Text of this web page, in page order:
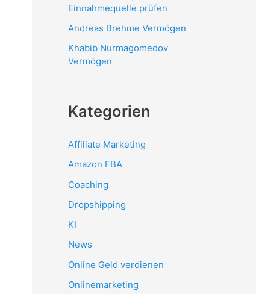
Einnahmequelle prüfen
Andreas Brehme Vermögen
Khabib Nurmagomedov
Vermögen
Kategorien
Affiliate Marketing
Amazon FBA
Coaching
Dropshipping
KI
News
Online Geld verdienen
Onlinemarketing